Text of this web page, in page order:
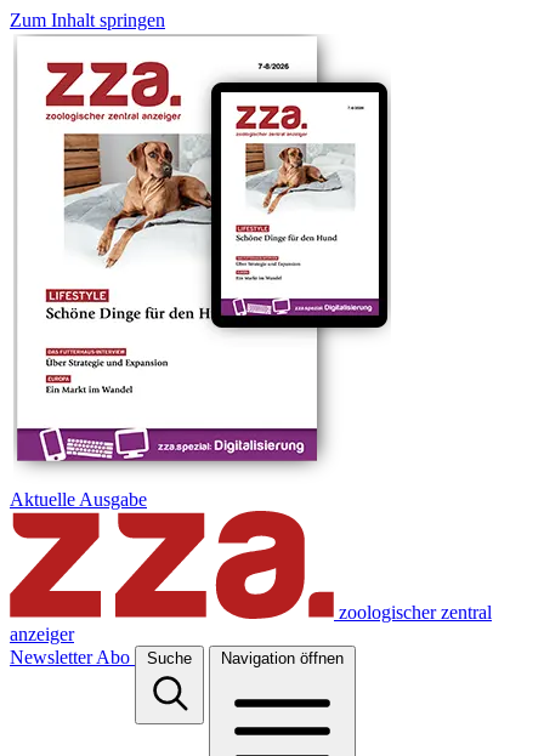
Zum Inhalt springen
Aktuelle Ausgabe
zoologischer zentral
anzeiger
Newsletter Abo Suche Navigation öffnen